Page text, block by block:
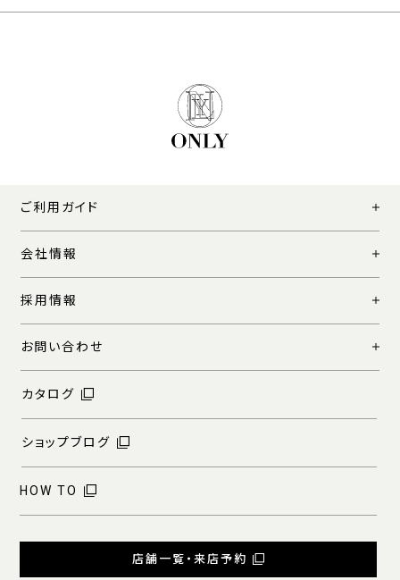
ご利用ガイド
会社情報
採用情報
お問い合わせ
カタログ
ショップブログ
HOW TO
店舗一覧・来店予約